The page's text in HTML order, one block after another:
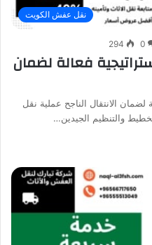
نقل عفش الكويت
0
294
فعالة لضمان
الانتقال الناجح عملية نقل
والتنظيم الجيدين…